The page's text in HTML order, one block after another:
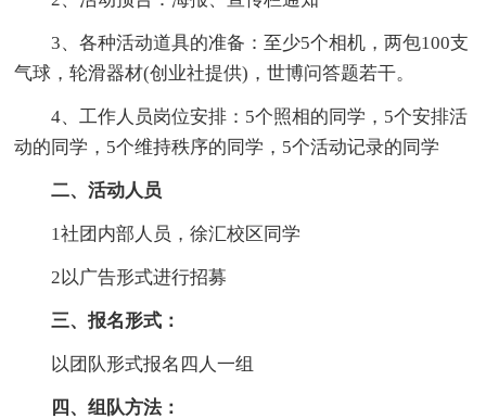
3、各种活动道具的准备：至少5个相机，两包100支
气球，轮滑器材(创业社提供)，世博问答题若干。
4、工作人员岗位安排：5个照相的同学，5个安排活
动的同学，5个维持秩序的同学，5个活动记录的同学
二、活动人员
1社团内部人员，徐汇校区同学
2以广告形式进行招募
三、报名形式：
以团队形式报名四人一组
四、组队方法：